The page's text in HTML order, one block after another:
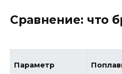
Сравнение: что
Параметр